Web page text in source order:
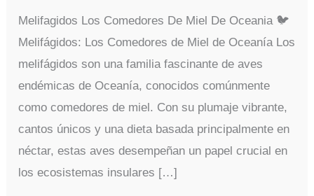
Melifagidos Los Comedores De Miel De Oceania 🐦
Melifágidos: Los Comedores de Miel de Oceanía Los
melifágidos son una familia fascinante de aves
endémicas de Oceanía, conocidos comúnmente
como comedores de miel. Con su plumaje vibrante,
cantos únicos y una dieta basada principalmente en
néctar, estas aves desempeñan un papel crucial en
los ecosistemas insulares […]